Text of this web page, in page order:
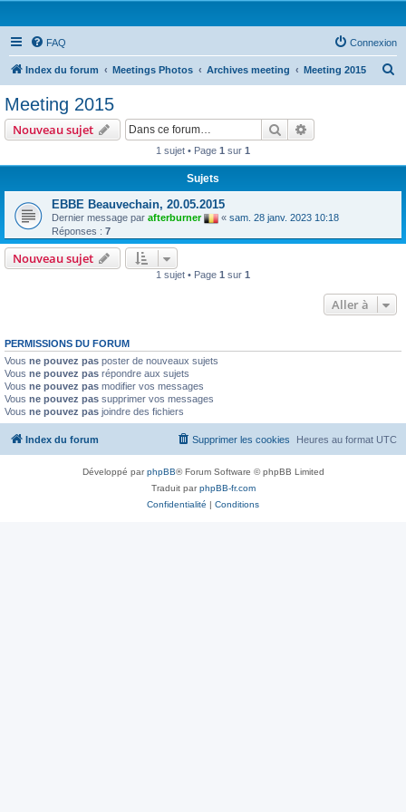
FAQ Connexion
Index du forum Meetings Photos Archives meeting Meeting 2015
e
Meeting 2015
Nouveau sujet Rechercher
1 sujet • Page 1 sur 1
Sujets
EBBE Beauvechain, 20.05.2015
Dernier message par afterburner « sam. 28 janv. 2023 10:18
Réponses : 7
Nouveau sujet
1 sujet • Page 1 sur 1
Aller à
PERMISSIONS DU FORUM
Vous ne pouvez pas poster de nouveaux sujets
Vous ne pouvez pas répondre aux sujets
Vous ne pouvez pas modifier vos messages
Vous ne pouvez pas supprimer vos messages
Vous ne pouvez pas joindre des fichiers
Index du forum Heures au format UTC
Supprimer les cookies
Développé parphpBB® Forum Software © phpBB Limited
Traduit parphpBB-fr.com
Confidentialité | Conditions